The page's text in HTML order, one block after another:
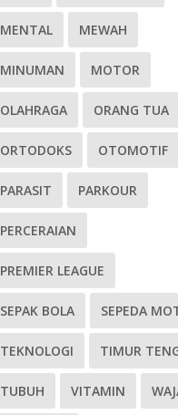
MENTAL MEWAH
MINUMAN MOTOR
OLAHRAGA ORANG TUA
ORTODOKS OTOMOTIF
PARASIT PARKOUR
PERCERAIAN
PREMIER LEAGUE
SEPAK BOLA SEPEDA
TEKNOLOGI TIMUR
TUBUH VITAMIN